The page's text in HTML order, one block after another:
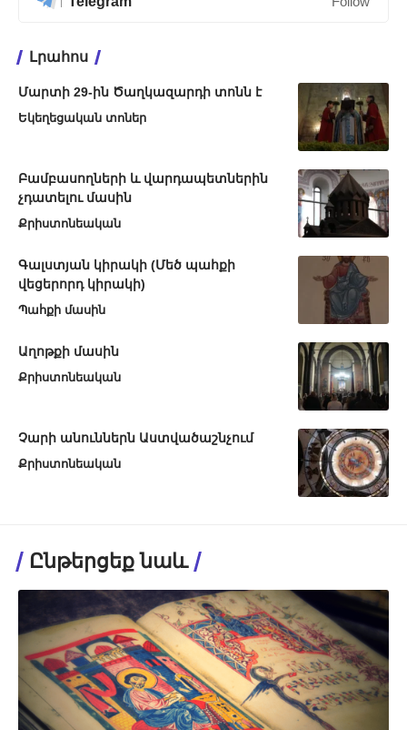
Լրահոս
Մարտի 29-ին Ծաղկազարդի տոնն է
Եկեղեցական տոներ
Բամբասողների և վարդապետներին
չդատելու մասին
Քրիստոնեական
Գալստյան կիրակի (Մեծ պահքի
վեցերորդ կիրակի)
Պահքի մասին
Աղոթքի մասին
Քրիստոնեական
Չարի անուններն Աստվածաշնչում
Քրիստոնեական
Ընթերցեք նաև